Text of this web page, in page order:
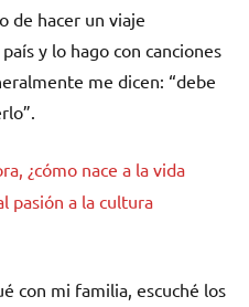
de hacer un viaje
y lo hago con canciones
me dicen: “debe
¿cómo nace a la vida
pasión a la cultura
con mi familia, escuché los